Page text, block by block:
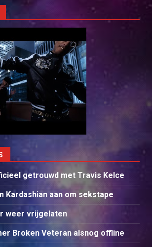
getrouwd met Travis Kelce
Kardashian aan om sekstape
weer vrijgelaten
Broken Veteran alsnog offline